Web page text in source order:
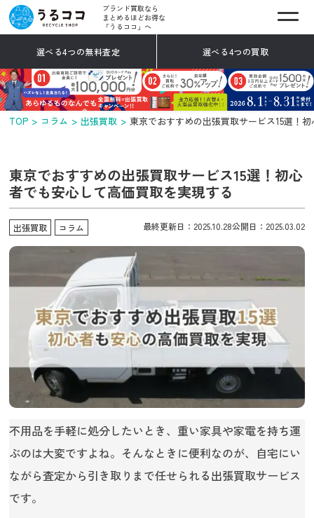
ブランド買取なら
まとめるほどお得な
「うるココ」へ
選べる4つの無料査定 選べる4つの買取
TOP コラム 出張買取 東京でおすすめの出張買取サービス15選！
東京でおすすめの出張買取サービス15選！初心
者でも安心して高価買取を実現する
出張買取 コラム 最終更新日：2025.10.28公開日：2025.03.02
不用品を手軽に処分したいとき、重い家具や家電を持ち運
ぶのは大変ですよね。そんなときに便利なのが、自宅にい
ながら査定から引き取りまで任せられる出張買取サービス
です。